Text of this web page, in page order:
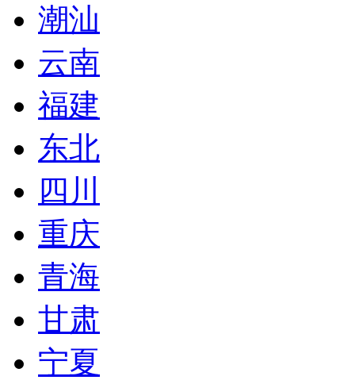
潮汕
云南
福建
东北
四川
重庆
青海
甘肃
宁夏